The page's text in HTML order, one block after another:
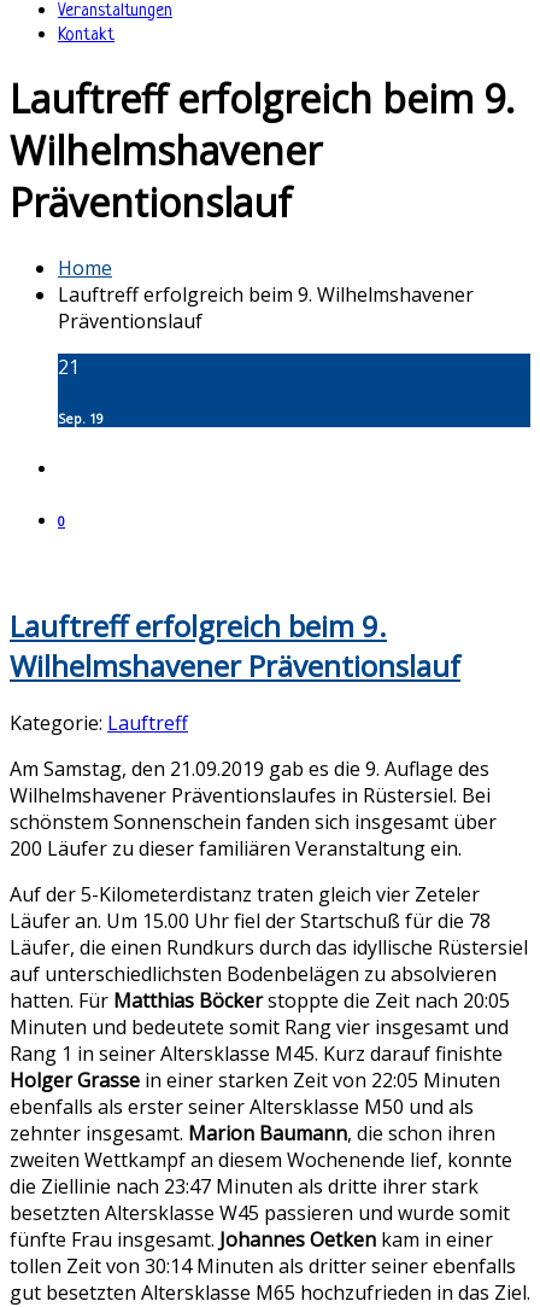
Veranstaltungen
Kontakt
Lauftreff erfolgreich beim 9.
Wilhelmshavener
Präventionslauf
Home
Lauftreff erfolgreich beim 9. Wilhelmshavener
Präventionslauf
21
Sep. 19
0
Lauftreff erfolgreich beim 9.
Wilhelmshavener Präventionslauf
Kategorie: Lauftreff
Am Samstag, den 21.09.2019 gab es die 9. Auflage des
Wilhelmshavener Präventionslaufes in Rüstersiel. Bei
schönstem Sonnenschein fanden sich insgesamt über
200 Läufer zu dieser familiären Veranstaltung ein.
Auf der 5-Kilometerdistanz traten gleich vier Zeteler
Läufer an. Um 15.00 Uhr fiel der Startschuß für die 78
Läufer, die einen Rundkurs durch das idyllische Rüstersiel
auf unterschiedlichsten Bodenbelägen zu absolvieren
hatten. Für Matthias Böckerstoppte die Zeit nach 20:05
Minuten und bedeutete somit Rang vier insgesamt und
Rang 1 in seiner Altersklasse M45. Kurz darauf finishte
Holger Grasse in einer starken Zeit von 22:05 Minuten
ebenfalls als erster seiner Altersklasse M50 und als
zehnter insgesamt. Marion Baumann, die schon ihren
zweiten Wettkampf an diesem Wochenende lief, konnte
die Ziellinie nach 23:47 Minuten als dritte ihrer stark
besetzten Altersklasse W45 passieren und wurde somit
fünfte Frau insgesamt. Johannes Oetken kam in einer
tollen Zeit von 30:14 Minuten als dritter seiner ebenfalls
gut besetzten Altersklasse M65 hochzufrieden in das Ziel.